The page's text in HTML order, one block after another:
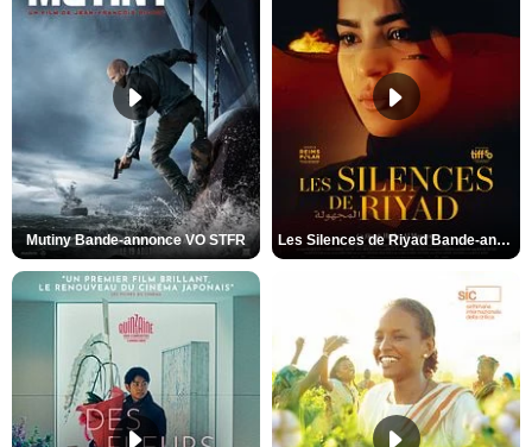
Mutiny Bande-annonce VO STFR Les Silences de Riyad Bande-annonce VO STFR